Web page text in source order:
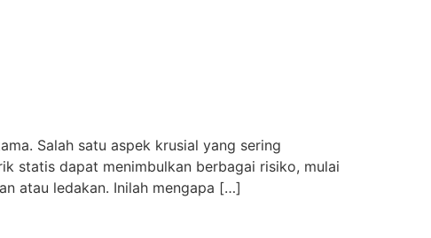
Salah satu aspek krusial yang sering
statis dapat menimbulkan berbagai risiko, mulai
atau ledakan. Inilah mengapa […]